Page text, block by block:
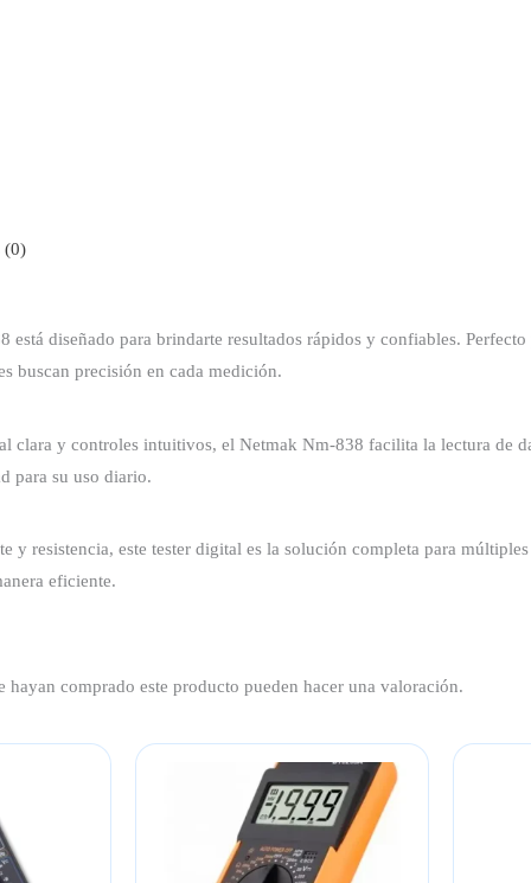
(0)
está diseñado para brindarte resultados rápidos y confiables.
buscan precisión en cada medición.
clara y controles intuitivos, el Netmak Nm-838 facilita la lectura de
para su uso diario.
y resistencia, este tester digital es la solución completa para
eficiente.
hayan comprado este producto pueden hacer una valoración.